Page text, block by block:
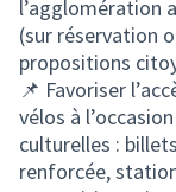
l’agglomération
(sur réservation
propositions
📌 Favoriser
vélos à
culturelles :
renforcée,